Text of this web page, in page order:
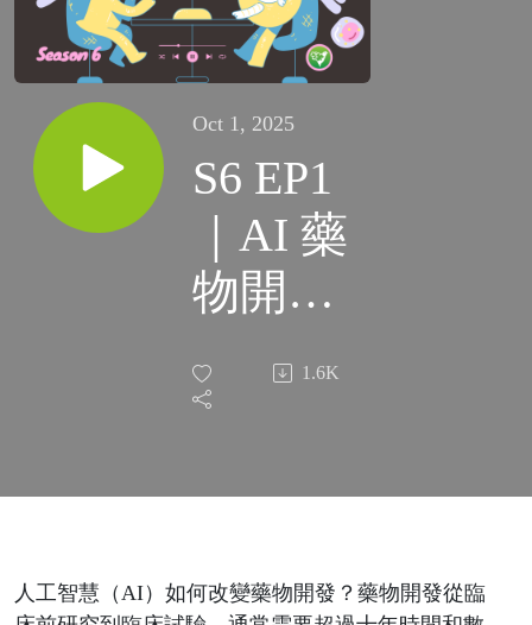
Oct 1, 2025
S6 EP1
｜AI 藥
物開發
系列｜
AI 蛋白
偉博士
1.6K
人工智慧（AI）如何改變藥物開發？藥物開發從臨